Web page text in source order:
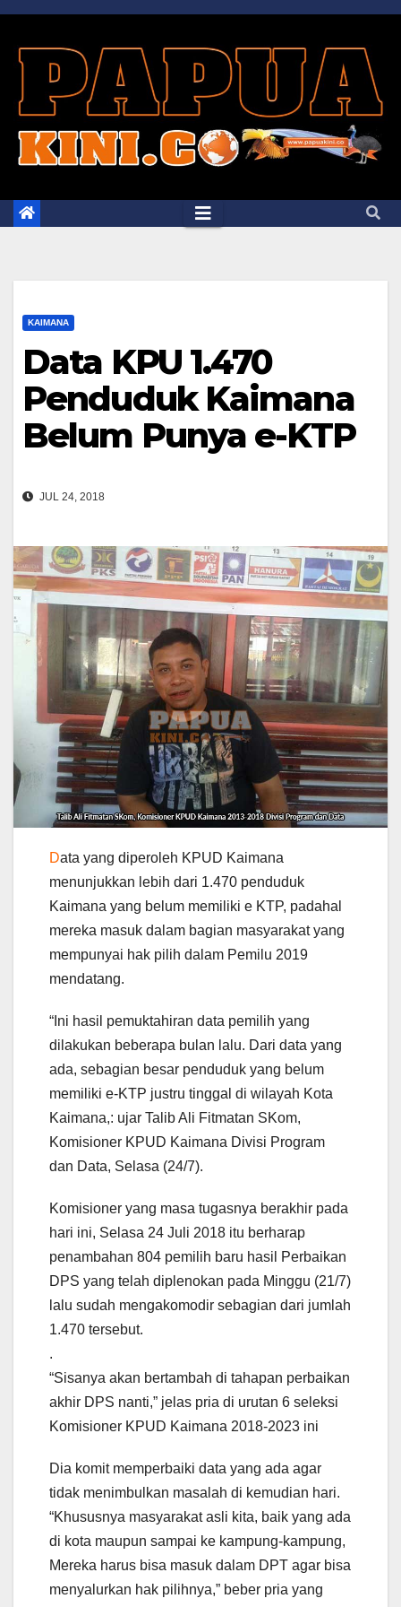
Skip
content
KAIMANA
Data KPU 1.470
Penduduk Kaimana
Belum Punya e-KTP
JUL 24, 2018
Data yang diperoleh KPUD Kaimana
menunjukkan lebih dari 1.470 penduduk
Kaimana yang belum memiliki e KTP, padahal
mereka masuk dalam bagian masyarakat yang
mempunyai hak pilih dalam Pemilu 2019
mendatang.
“Ini hasil pemuktahiran data pemilih yang
dilakukan beberapa bulan lalu. Dari data yang
ada, sebagian besar penduduk yang belum
memiliki e-KTP justru tinggal di wilayah Kota
Kaimana,: ujar Talib Ali Fitmatan SKom,
Komisioner KPUD Kaimana Divisi Program
dan Data, Selasa (24/7).
Komisioner yang masa tugasnya berakhir pada
hari ini, Selasa 24 Juli 2018 itu berharap
penambahan 804 pemilih baru hasil Perbaikan
DPS yang telah diplenokan pada Minggu (21/7)
lalu sudah mengakomodir sebagian dari jumlah
1.470 tersebut.
.
“Sisanya akan bertambah di tahapan perbaikan
akhir DPS nanti,” jelas pria di urutan 6 seleksi
Komisioner KPUD Kaimana 2018-2023 ini
Dia komit memperbaiki data yang ada agar
tidak menimbulkan masalah di kemudian hari.
“Khususnya masyarakat asli kita, baik yang ada
di kota maupun sampai ke kampung-kampung,
Mereka harus bisa masuk dalam DPT agar bisa
menyalurkan hak pilihnya,” beber pria yang